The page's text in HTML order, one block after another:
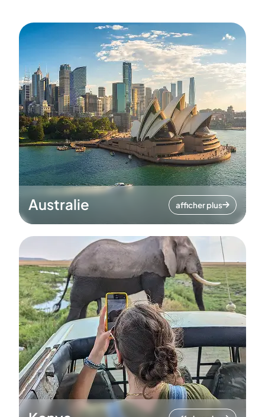
Australie afficher plus